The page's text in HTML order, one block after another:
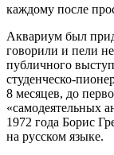
каждому после
Аквариум был
говорили и пели
публичного
студенческо-
8 месяцев, до
«самодеятельных
1972 года Борис
на русском языке.